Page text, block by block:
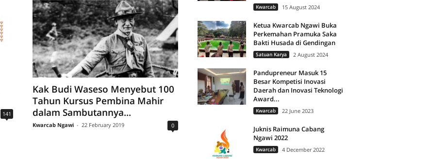
141
Kak Budi Waseso Menyebut 100
Tahun Kursus Pembina Mahir
dalam Sambutannya...
Kwarcab Ngawi - 22 February 2019 0
Kwarcab 15 August 2024
Ketua Kwarcab Ngawi Buka
Perkemahan Pramuka Saka
Bakti Husada di Gendingan
Satuan Karya 2 August 2024
Pandupreneur Masuk 15
Besar Kompetisi Inovasi
Daerah dan Inovasi Teknologi
Award...
Kwarcab 22 June 2023
Juknis Raimuna Cabang
Ngawi 2022
Kwarcab 4 December 2022